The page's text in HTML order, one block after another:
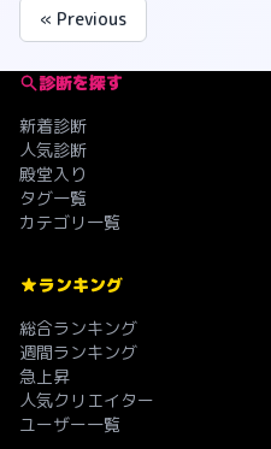
« Previous
診断を探す
新着診断
人気診断
殿堂入り
タグ一覧
カテゴリ一覧
ランキング
総合ランキング
週間ランキング
急上昇
人気クリエイター
ユーザー一覧